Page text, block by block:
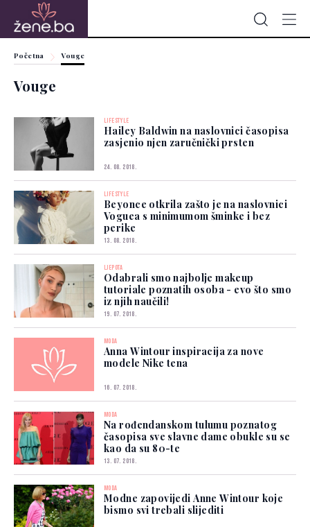
Početna Vouge
Vouge
LIFESTYLE
Hailey Baldwin na naslovnici časopisa
zasjenio njen zaručnički prsten
24. 08. 2018.
LIFESTYLE
Beyonce otkrila zašto je na naslovnici
Voguea s minimumom šminke i bez
perike
13. 08. 2018.
LJEPOTA
Odabrali smo najbolje makeup
tutoriale poznatih osoba - evo što smo
iz njih naučili!
19. 07. 2018.
MODA
Anna Wintour inspiracija za nove
modele Nike tena
16. 07. 2018.
MODA
Na rođendanskom tulumu poznatog
časopisa sve slavne dame obukle su se
kao da su 80-te
13. 07. 2018.
MODA
Modne zapovijedi Anne Wintour koje
bismo svi trebali slijediti